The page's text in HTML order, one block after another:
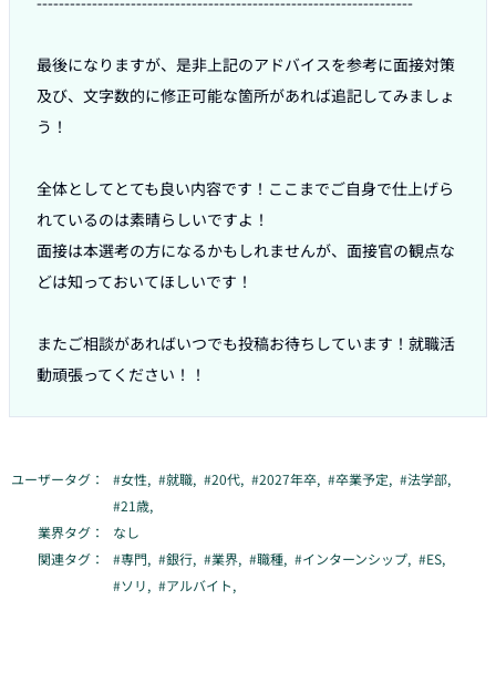
最後になりますが、是非上記のアドバイスを参考に面接対策
及び、文字数的に修正可能な箇所があれば追記してみましょ
う！
全体としてとても良い内容です！ここまでご自身で仕上げら
れているのは素晴らしいですよ！
面接は本選考の方になるかもしれませんが、面接官の観点な
どは知っておいてほしいです！
またご相談があればいつでも投稿お待ちしています！就職活
動頑張ってください！！
ユーザータグ： #女性, #就職, #20代, #2027年卒, #卒業予定, #法学部,
#21歳,
業界タグ：
なし
関連タグ：
#専門, #銀行, #業界, #職種, #インターンシップ, #ES,
#ソリ, #アルバイト,